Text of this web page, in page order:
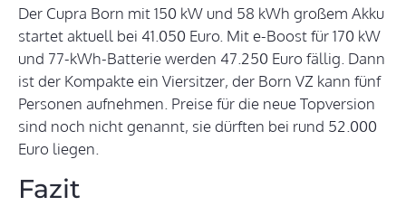
Der Cupra Born mit 150 kW und 58 kWh großem Akku
startet aktuell bei 41.050 Euro. Mit e-Boost für 170 kW
und 77-kWh-Batterie werden 47.250 Euro fällig. Dann
ist der Kompakte ein Viersitzer, der Born VZ kann fünf
Personen aufnehmen. Preise für die neue Topversion
sind noch nicht genannt, sie dürften bei rund 52.000
Euro liegen.
Fazit